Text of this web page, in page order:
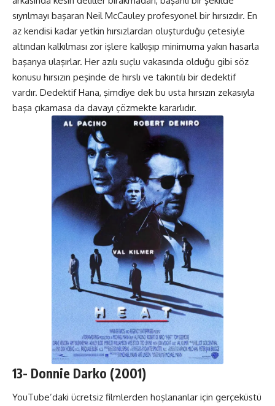
sıyrılmayı başaran Neil McCauley profesyonel bir hırsızdır. En
az kendisi kadar yetkin hırsızlardan oluşturduğu çetesiyle
altından kalkılması zor işlere kalkışıp minimuma yakın hasarla
başarıya ulaşırlar. Her azılı suçlu vakasında olduğu gibi söz
konusu hırsızın peşinde de hırslı ve takıntılı bir dedektif
vardır. Dedektif Hana, şimdiye dek bu usta hırsızın zekasıyla
başa çıkamasa da davayı çözmekte kararlıdır.
13- Donnie Darko (2001)
YouTube’daki ücretsiz filmlerden hoşlananlar için gerçeküstü